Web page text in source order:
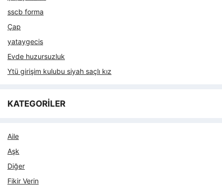
sscb forma
Çap
yataygecis
Evde huzursuzluk
Ytü girişim kulubu siyah saçlı kız
KATEGORİLER
Aile
Aşk
Diğer
Fikir Verin